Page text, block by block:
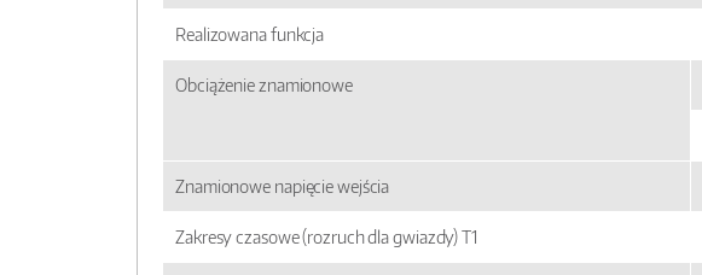
Realizowana funkcja
Obciążenie znamionowe
Znamionowe napięcie wejścia
Zakresy czasowe (rozruch dla gwiazdy) T1